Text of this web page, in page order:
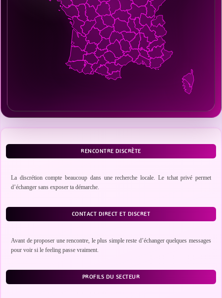
RENCONTRE DISCRÈTE
La discrétion compte beaucoup dans une recherche locale. Le tchat privé permet
d’échanger sans exposer ta démarche.
CONTACT DIRECT ET DISCRET
Avant de proposer une rencontre, le plus simple reste d’échanger quelques messages
pour voir si le feeling passe vraiment.
PROFILS DU SECTEUR